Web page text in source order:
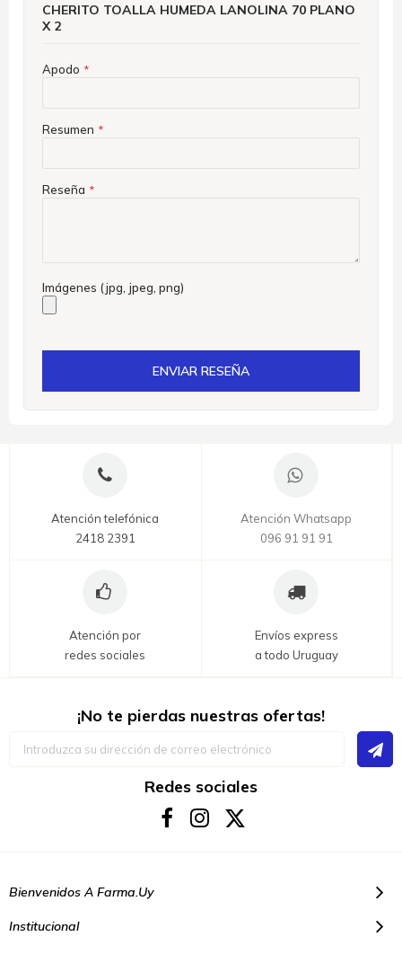
CHERITO TOALLA HUMEDA LANOLINA 70 PLANO
X 2
Apodo
Resumen
Reseña
Imágenes (jpg, jpeg, png)
ENVIAR RESEÑA
Atención telefónica
2418 2391
Atención Whatsapp
096 91 91 91
Atención por
redes sociales
Envíos express
a todo Uruguay
¡No te pierdas nuestras ofertas!
Redes sociales
Bienvenidos A Farma.uy
Institucional